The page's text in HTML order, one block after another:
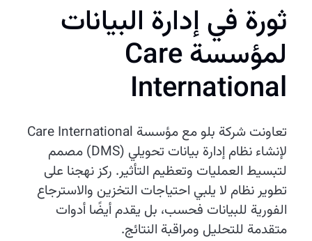
ثورة في إدارة البيانات
لمؤسسة Care
International
تعاونت شركة بلو مع مؤسسة Care International
لإنشاء نظام إدارة بيانات تحويلي (DMS) مصمم
لتبسيط العمليات وتعظيم التأثير. ركز نهجنا على
تطوير نظام لا يلبي احتياجات التخزين والاسترجاع
الفورية للبيانات فحسب، بل يقدم أيضًا أدوات
متقدمة للتحليل ومراقبة النتائج.